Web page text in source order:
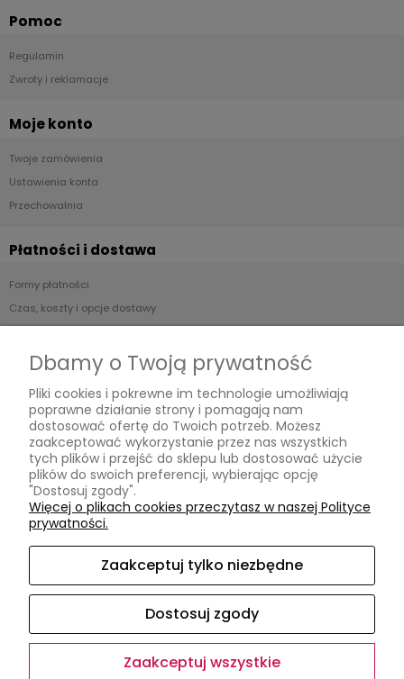
Pomoc
Regulamin
Zwroty i reklamacje
Moje konto
Twoje zamówienia
Ustawienia konta
Przechowalnia
Płatności i dostawa
Formy płatności
Czas, koszty i opcje dostawy
Informacje
Jak kupować?
Polityka prywatności
O nas
Kontakt
O firmie
Sklep internetowy Shoper.pl
Dbamy o Twoją prywatność
Pliki cookies i pokrewne im technologie umożliwiają
poprawne działanie strony i pomagają nam
dostosować ofertę do Twoich potrzeb. Możesz
zaakceptować wykorzystanie przez nas wszystkich
tych plików i przejść do sklepu lub dostosować użycie
plików do swoich preferencji, wybierając opcję
"Dostosuj zgody".
Więcej o plikach cookies przeczytasz w naszej Polityce
prywatności.
Zaakceptuj tylko niezbędne
Dostosuj zgody
Zaakceptuj wszystkie